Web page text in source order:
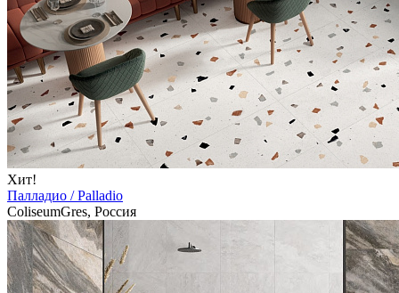
Хит!
Палладио / Palladio
ColiseumGres, Россия